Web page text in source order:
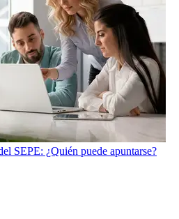
SEPE: ¿Quién puede apuntarse?